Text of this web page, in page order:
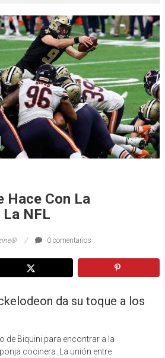
Hace Con La
NFL
0 comentarios
da su toque a los
de Biquini para encontrar a la
cocinera. La unión entre